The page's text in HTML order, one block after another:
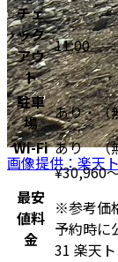
画像提供：楽天
チェ
ック
アウ
ト
11:00
駐車
場
あり・（
Wi-Fi あり （
最安
値料
金
¥30,960
※参考価
予約時に
31 楽天ト